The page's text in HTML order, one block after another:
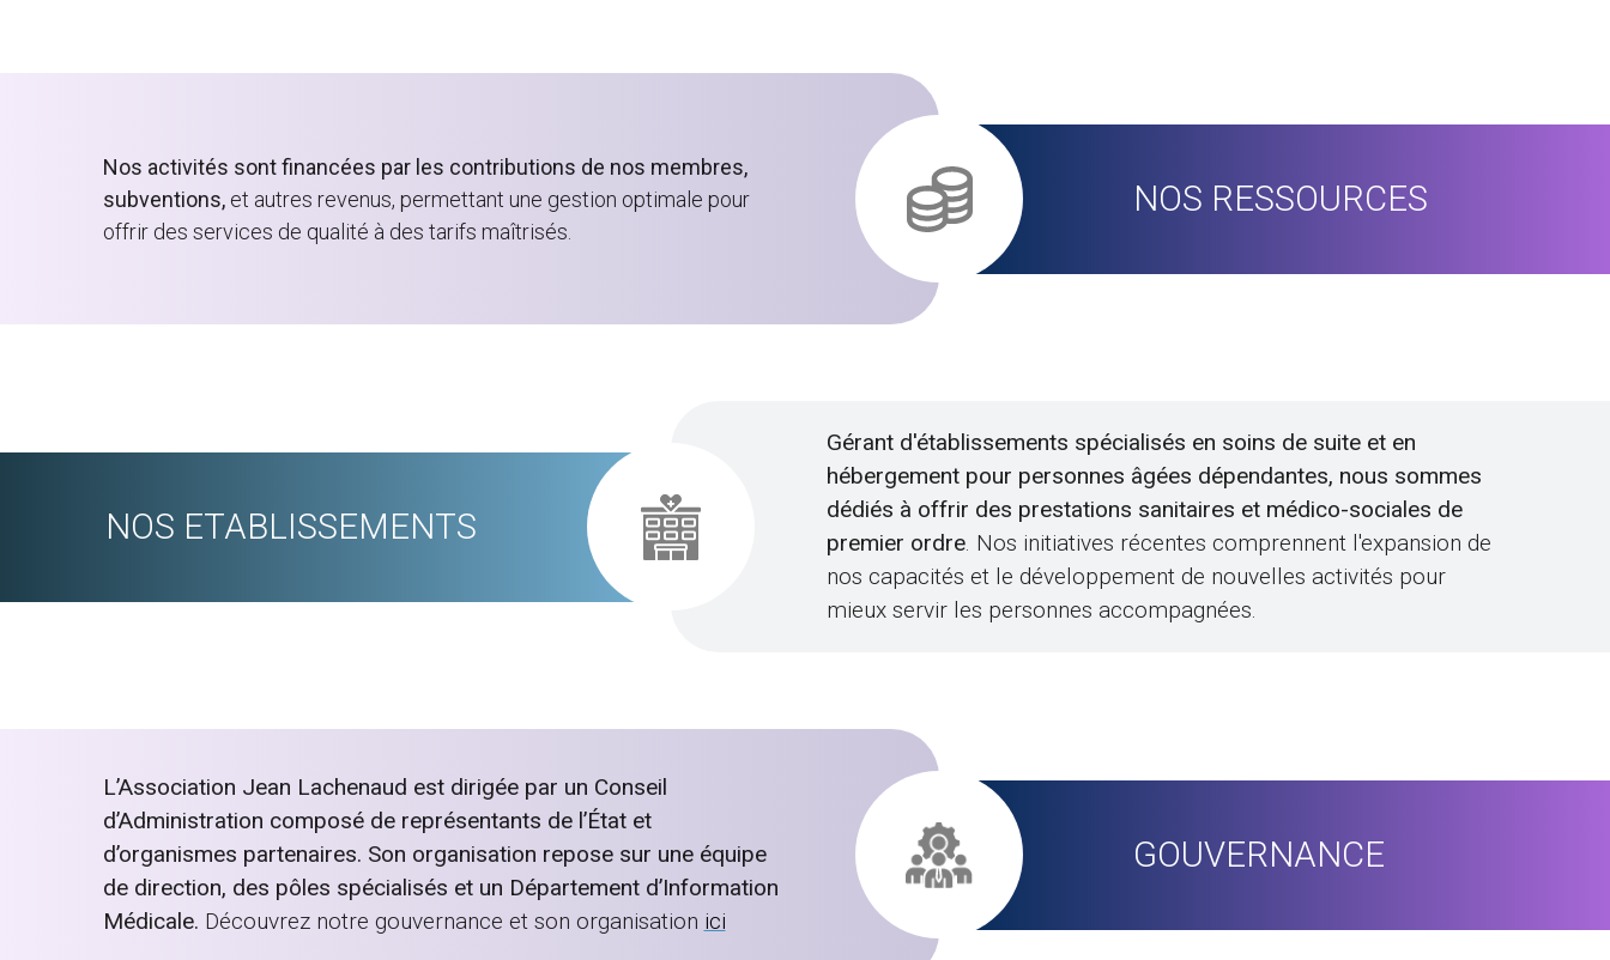
Nos activités sont financées par les contributions de nos membres,
subventions,et autres revenus, permettant une gestion optimale pour
offrir des services de qualité à des tarifs maîtrisés.
NOS RESSOURCES
Gérant d'établissements spécialisés en soins de suite et en
hébergement pour personnes âgées dépendantes, nous sommes
dédiés à offrir des prestations sanitaires et médico-sociales de
premier ordre. Nos initiatives récentes comprennent l'expansion de
nos capacités et le développement de nouvelles activités pour
mieux servir les personnes accompagnées.
NOS ETABLISSEMENTS
L’Association Jean Lachenaud est dirigée par un Conseil
d’Administration composé de représentants de l’État et
d’organismes partenaires. Son organisation repose sur une équipe
de direction, des pôles spécialisés et un Département d’Information
Médicale. Découvrez notre gouvernance et son organisation ici
GOUVERNANCE